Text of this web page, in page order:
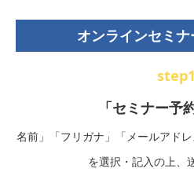
オンラインセミ
step1
「セミナー予
名前」「フリガナ」「メールアド
を選択・記入の上、